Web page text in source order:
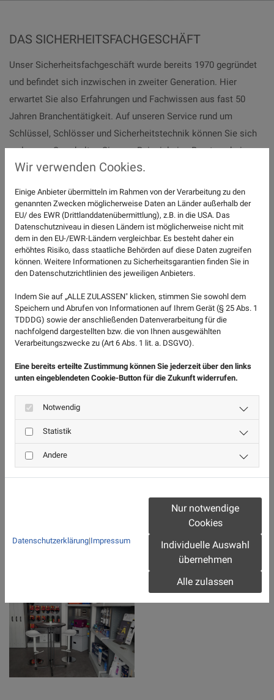
DAS SICHERHEITSFACHGESCHÄFT
Unser Sicherheitsfachgeschäft wurde bereits 1970 gegründet
und befindet sich inzwischen in zweiter Generation. Hier
erwartet Sie also Erfahrungen und Fachwissen aus fast 50
Jahren Branchentätigkeit. Auf unseren Service rund um
Schlüssel, Schlösser und Sicherheitstechnik können Sie sich
verlassen. So erhalten Sie zum Beispiel eine Beratung bei
Ihnen vor Ort inklusive der Erstellung eines kostenfreien
wirklich benötigen.
Ihr Schlüsseldienst in Braunschweig – Haben Sie Fragen oder
wünschen Sie ein Angebot rufen Sie uns an oder besuchen Sie
doch einfach unser Geschäft in der Innenstadt.
Wir verwenden Cookies.
Einige Anbieter übermitteln im Rahmen von der Verarbeitung zu den
genannten Zwecken möglicherweise Daten an Länder außerhalb der
EU/ des EWR (Drittlanddatenübermittlung), z.B. in die USA. Das
Datenschutzniveau in diesen Ländern ist möglicherweise nicht mit
dem in den EU-/EWR-Ländern vergleichbar. Es besteht daher ein
erhöhtes Risiko, dass staatliche Behörden auf diese Daten zugreifen
können. Weitere Informationen zu Sicherheitsgarantien finden Sie in
den Datenschutzrichtlinien des jeweiligen Anbieters.
Indem Sie auf „ALLE ZULASSEN" klicken, stimmen Sie sowohl dem
Speichern und Abrufen von Informationen auf Ihrem Gerät (§ 25 Abs. 1
TDDDG) sowie der anschließenden Datenverarbeitung für die
nachfolgend dargestellten bzw. die von Ihnen ausgewählten
Verarbeitungszwecke zu (Art 6 Abs. 1 lit. a. DSGVO).
Eine bereits erteilte Zustimmung können Sie jederzeit über den links
unten eingeblendeten Cookie-Button für die Zukunft widerrufen.
Notwendig
Statistik
Andere
Datenschutzerklärung|Impressum
Nur notwendige
Cookies
Individuelle Auswahl
übernehmen
Alle zulassen